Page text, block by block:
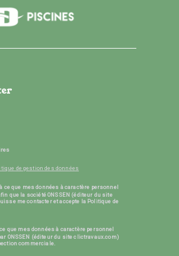
de gestion des données
ce que mes données à caractère personnel
que la société ONSSEN (éditeur du site
me contacter et accepte la Politique de
que mes données à caractère personnel
ONSSEN (éditeur du site clictravaux.com)
commerciale.